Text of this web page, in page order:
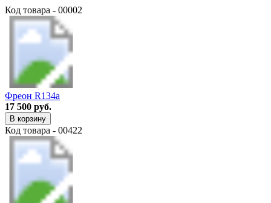
Код товара - 00002
Фреон R134a
17 500 руб.
В корзину
Код товара - 00422